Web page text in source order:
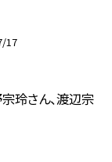
17
玲さん、渡辺宗